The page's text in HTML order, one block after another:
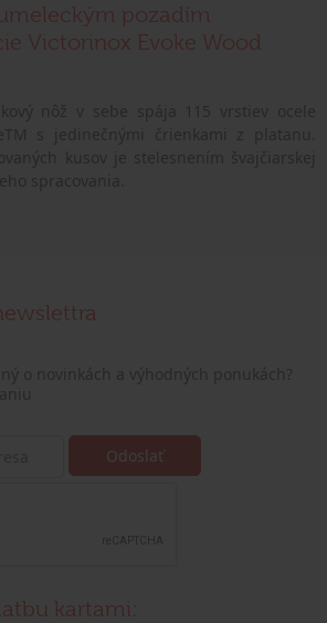
pozadím
Victorinox Evoke Wood
kartami: